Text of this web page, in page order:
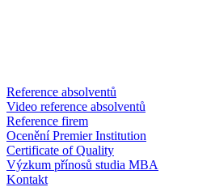
Reference absolventů
Video reference absolventů
Reference firem
Ocenění Premier Institution
Certificate of Quality
Výzkum přínosů studia MBA
Kontakt